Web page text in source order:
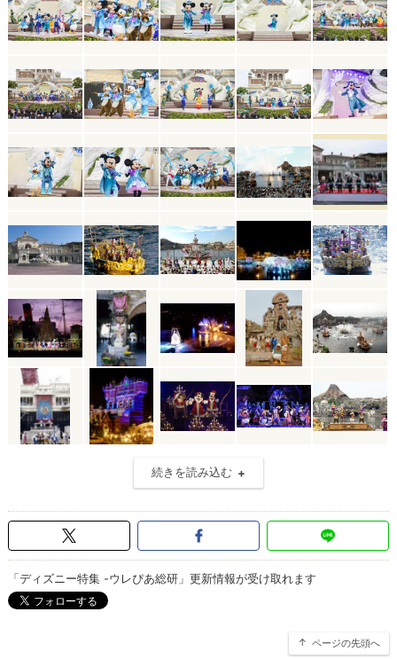
続きを読み込む
「ディズニー特集 -ウレぴあ総研」更新情報が受け取れます
ページの先頭へ